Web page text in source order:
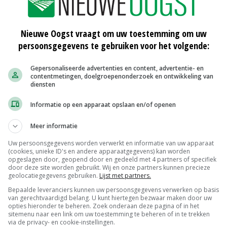
alternatieven ontwikkeld', aldus Schouten die ze
reductie van de ammoniakemissie als de in de
in de grond te brengen.'
wel worden geborgd. 'De emissiearme toepassing
het oog worden beoordeeld. Het is noodzakelijk dat
borgingstechnieken de sector voor deze
alternatieven controleerbaar en dus handhaafbaar
1 januari 2019. De invoering zal ook plaatsvinden
In dat geval zullen dan alleen de wél
meldt Schouten.
Aanpak Stikstof (PAS). Doel is om bij te dragen
Nieuwe Oogst vraagt om uw toestemming om uw
persoonsgegevens te gebruiken voor het volgende:
Gepersonaliseerde advertenties en content, advertentie- en
contentmetingen, doelgroepenonderzoek en ontwikkeling van
diensten
Informatie op een apparaat opslaan en/of openen
Meer informatie
Uw persoonsgegevens worden verwerkt en informatie van uw apparaat
(cookies, unieke ID's en andere apparaatgegevens) kan worden
opgeslagen door, geopend door en gedeeld met 4 partners of specifiek
door deze site worden gebruikt. Wij en onze partners kunnen precieze
geolocatiegegevens gebruiken. Lijst met partners.
Bepaalde leveranciers kunnen uw persoonsgegevens verwerken op basis
van gerechtvaardigd belang. U kunt hiertegen bezwaar maken door uw
opties hieronder te beheren. Zoek onderaan deze pagina of in het
sitemenu naar een link om uw toestemming te beheren of in te trekken
via de privacy- en cookie-instellingen.